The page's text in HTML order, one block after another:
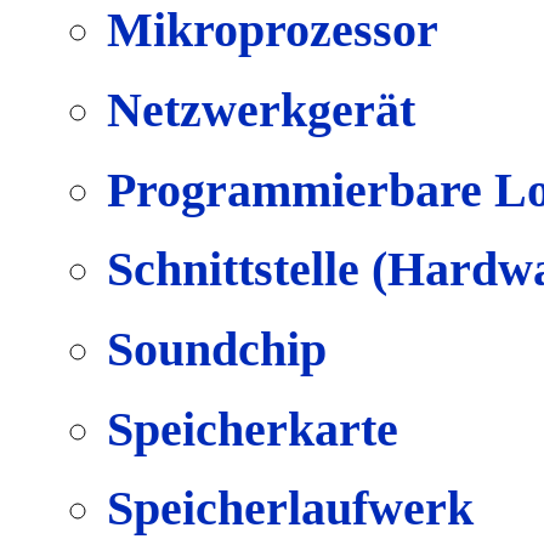
Mikroprozessor
Netzwerkgerät
Programmierbare
Schnittstelle
Soundchip
Speicherkarte
Speicherlaufwerk